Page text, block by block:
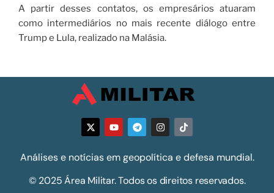
A partir desses contatos, os empresários atuaram
como intermediários no mais recente diálogo entre
Trump e Lula, realizado na Malásia.
Análises e notícias em geopolítica e defesa mundial.
© 2025 Área Militar. Todos os direitos reservados.